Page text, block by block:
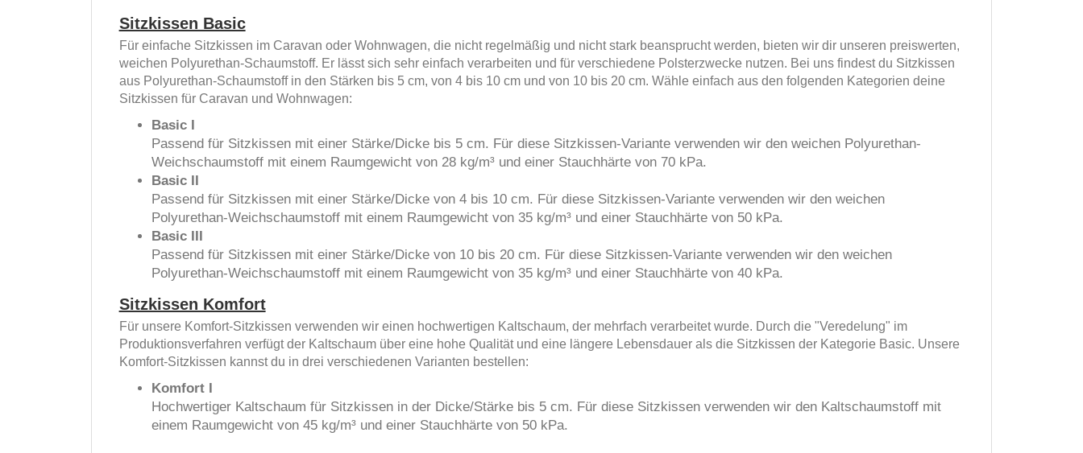
Sitzkissen Basic
Für einfache Sitzkissen im Caravan oder Wohnwagen, die nicht regelmäßig und nicht stark beansprucht werden, bieten wir dir unseren preiswerten,
weichen Polyurethan-Schaumstoff. Er lässt sich sehr einfach verarbeiten und für verschiedene Polsterzwecke nutzen. Bei uns findest du Sitzkissen
aus Polyurethan-Schaumstoff in den Stärken bis 5 cm, von 4 bis 10 cm und von 10 bis 20 cm. Wähle einfach aus den folgenden Kategorien deine
Sitzkissen für Caravan und Wohnwagen:
Basic I
Passend für Sitzkissen mit einer Stärke/Dicke bis 5 cm. Für diese Sitzkissen-Variante verwenden wir den weichen Polyurethan-
Weichschaumstoff mit einem Raumgewicht von 28 kg/m³ und einer Stauchhärte von 70 kPa.
Basic II
Passend für Sitzkissen mit einer Stärke/Dicke von 4 bis 10 cm. Für diese Sitzkissen-Variante verwenden wir den weichen
Polyurethan-Weichschaumstoff mit einem Raumgewicht von 35 kg/m³ und einer Stauchhärte von 50 kPa.
Basic III
Passend für Sitzkissen mit einer Stärke/Dicke von 10 bis 20 cm. Für diese Sitzkissen-Variante verwenden wir den weichen
Polyurethan-Weichschaumstoff mit einem Raumgewicht von 35 kg/m³ und einer Stauchhärte von 40 kPa.
Sitzkissen Komfort
Für unsere Komfort-Sitzkissen verwenden wir einen hochwertigen Kaltschaum, der mehrfach verarbeitet wurde. Durch die "Veredelung" im
Produktionsverfahren verfügt der Kaltschaum über eine hohe Qualität und eine längere Lebensdauer als die Sitzkissen der Kategorie Basic. Unsere
Komfort-Sitzkissen kannst du in drei verschiedenen Varianten bestellen:
Komfort I
Hochwertiger Kaltschaum für Sitzkissen in der Dicke/Stärke bis 5 cm. Für diese Sitzkissen verwenden wir den Kaltschaumstoff mit
einem Raumgewicht von 45 kg/m³ und einer Stauchhärte von 50 kPa.